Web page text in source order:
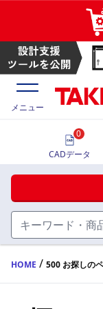
ハンド
FA・A
蝶番・
価格一覧
製品カタ
メニュー
0
CADデータ
HOME / 500 お探しの